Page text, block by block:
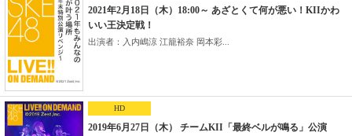
2021年2月18日（木）18:00～ あざとくて何が悪い！KIIかわ
いい王決定戦！
出演者：入内嶋涼 江籠裕奈 岡本彩...
HD
2019年6月27日（木） チームKII「最終ベルが鳴る」公演